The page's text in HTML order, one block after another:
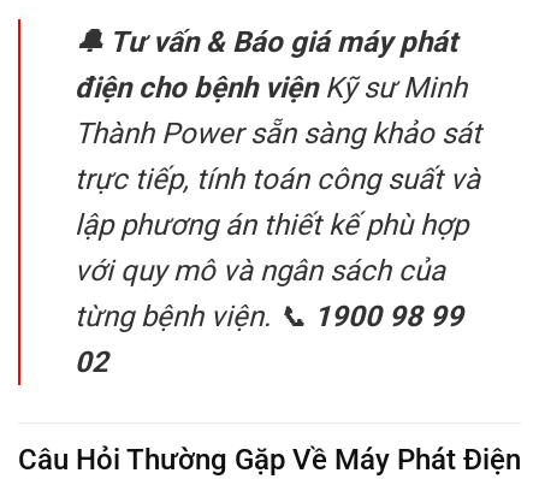
🔔 Tư vấn & Báo giá máy phát
điện cho bệnh việnKỹ sư Minh
Thành Power sẵn sàng khảo sát
trực tiếp, tính toán công suất và
lập phương án thiết kế phù hợp
với quy mô và ngân sách của
từng bệnh viện. 📞 1900 98 99
02
Câu Hỏi Thường Gặp Về Máy Phát Điện